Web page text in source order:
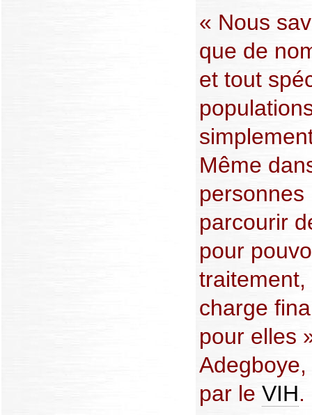
« Nous
que de
et tout
Même
parcourir
pour
charge
pour elles
par le VIH.